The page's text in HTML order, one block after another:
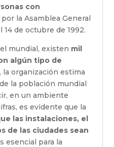
con
la Asamblea General
de octubre de 1992.
mundial, existen mil
algún tipo de
la organización estima
la población mundial
en un ambiente
es evidente que la
las instalaciones, el
de las ciudades sean
esencial para la